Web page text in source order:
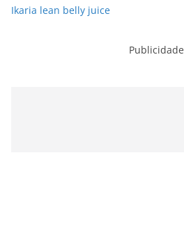
Ikaria lean belly juice
Publicidade